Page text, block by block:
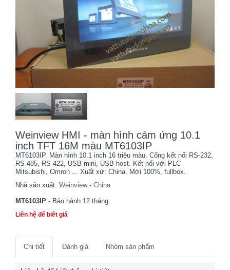
Weinview HMI - màn hình cảm ứng 10.1
inch TFT 16M màu MT6103IP
MT6103IP. Màn hình 10.1 inch 16 triệu màu. Cổng kết nối RS-232,
RS-485, RS-422, USB-mini, USB host. Kết nối với PLC
Mitsubishi, Omron ... Xuất xứ: China. Mới 100%, fullbox.
Nhà sản xuất: Weinview - China
MT6103IP - Bảo hành 12 tháng
Liên hệ để biết giá
Chi tiết Đánh giá Nhóm sản phẩm